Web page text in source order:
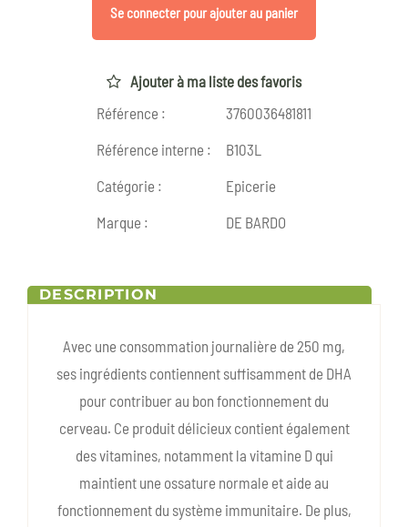
Se connecter pour ajouter au panier
Ajouter à ma liste des favoris
Référence :
3760036481811
Référence interne :
B103L
Catégorie :
Epicerie
Marque :
DE BARDO
DESCRIPTION
Avec une consommation journalière de 250 mg,
ses ingrédients contiennent suffisamment de DHA
pour contribuer au bon fonctionnement du
cerveau. Ce produit délicieux contient également
des vitamines, notamment la vitamine D qui
maintient une ossature normale et aide au
fonctionnement du système immunitaire. De plus,